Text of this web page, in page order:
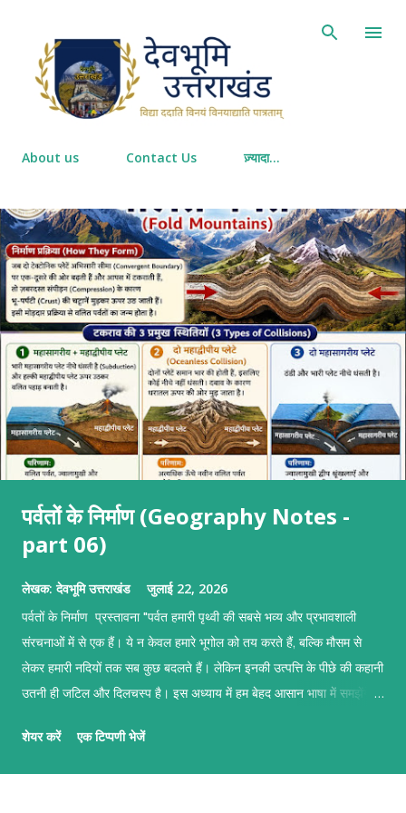
About us Contact Us ज़्यादा…
पर्वतों के निर्माण (Geography Notes -
part 06)
लेखक:देवभूमि उत्तराखंड जुलाई 22, 2026
पर्वतों के निर्माण प्रस्तावना "पर्वत हमारी पृथ्वी की सबसे भव्य और प्रभावशाली
संरचनाओं में से एक हैं। ये न केवल हमारे भूगोल को तय करते हैं, बल्कि मौसम से
लेकर हमारी नदियों तक सब कुछ बदलते हैं। लेकिन इनकी उत्पत्ति के पीछे की कहानी
उतनी ही जटिल और दिलचस्प है। इस अध्याय में हम बेहद आसान भाषा में समझेंगे
जन्म कैसे होता है।" पर्वतों के निर्माण पर्वतों के निर्माण का मुख्य आधार टेक्टोनिक
शेयर करें एक टिप्पणी भेजें